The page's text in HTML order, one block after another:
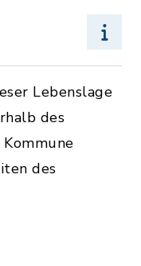
Lebenslage
des
des